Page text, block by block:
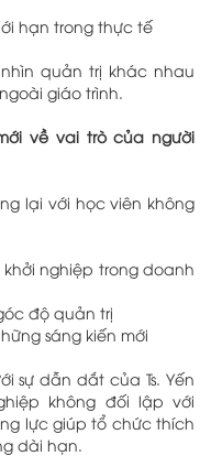
hạn trong thực tế
quản trị khác nhau
giáo trình.
về vai trò của người
lại với học viên không
nghiệp trong doanh
độ quản trị
sáng kiến mới
sự dẫn dắt của Ts. Yến
không đối lập với
lực giúp tổ chức thích
dài hạn.